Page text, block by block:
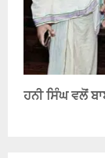
ਹਨੀ ਸਿੰਘ ਵਲੋਂ